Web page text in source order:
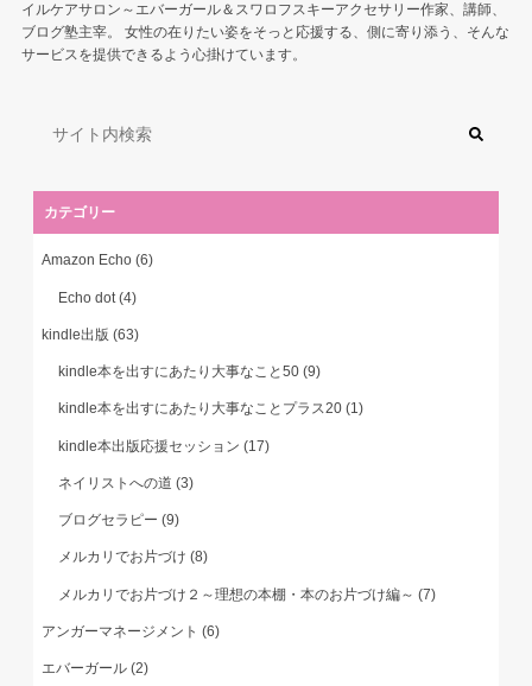
イルケアサロン～エバーガール＆スワロフスキーアクセサリー作家、講師、
ブログ塾主宰。 女性の在りたい姿をそっと応援する、側に寄り添う、そんな
サービスを提供できるよう心掛けています。
カテゴリー
Amazon Echo(6)
Echo dot(4)
kindle出版(63)
kindle本を出すにあたり大事なこと50(9)
kindle本を出すにあたり大事なことプラス20(1)
kindle本出版応援セッション(17)
ネイリストへの道(3)
ブログセラピー(9)
メルカリでお片づけ(8)
メルカリでお片づけ２～理想の本棚・本のお片づけ編～(7)
アンガーマネージメント(6)
エバーガール(2)